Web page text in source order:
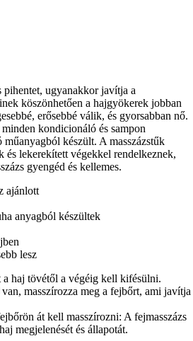
pihentet, ugyanakkor javítja a
köszönhetően a hajgyökerek jobban
erősebbé válik, és gyorsabban nő.
kondicionáló és sampon
műanyagból készült. A masszázstűk
és lekerekített végekkel rendelkeznek,
gyengéd és kellemes.
ajánlott
anyagból készültek
lesz
a haj tövétől a végéig kell kifésülni.
masszírozza meg a fejbőrt, ami javítja
át kell masszírozni: A fejmasszázs
megjelenését és állapotát.